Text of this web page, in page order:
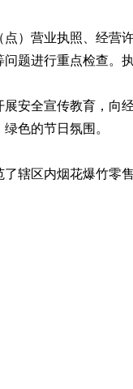
）营业执照、经营
题进行重点检查。
安全宣传教育，向
色的节日氛围。
辖区内烟花爆竹零